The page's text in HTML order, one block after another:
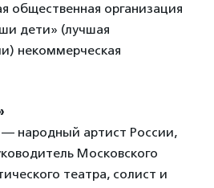
общественная организация
дети» (лучшая
некоммерческая
— народный артист России,
Московского
театра, солист и